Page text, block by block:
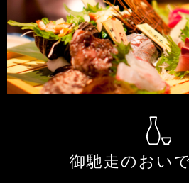
御馳走のおい